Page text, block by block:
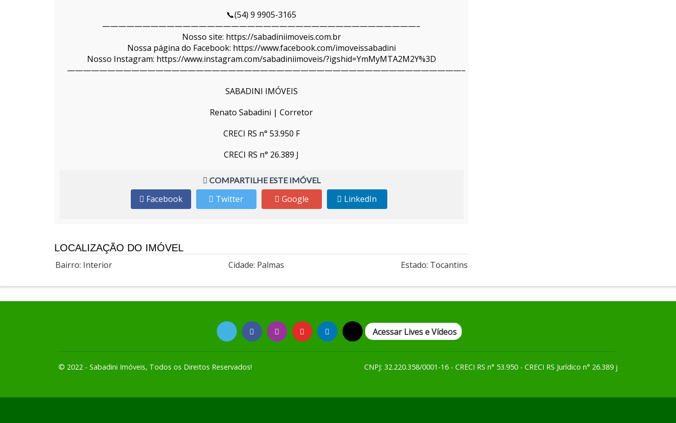
📞(54) 9 9905-3165
———————————————————————————————————————–
Nosso site: https://sabadiniimoveis.com.br
Nossa página do Facebook: https://www.facebook.com/imoveissabadini
Nosso Instagram: https://www.instagram.com/sabadiniimoveis/?igshid=YmMyMTA2M2Y%3D
—————————————————————————————————————————————————–
SABADINI IMÓVEIS
Renato Sabadini | Corretor
CRECI RS n° 53.950 F
CRECI RS n° 26.389 J
COMPARTILHE ESTE IMÓVEL
Facebook Twitter Google LinkedIn
LOCALIZAÇÃO DO IMÓVEL
Bairro: Interior
Cidade: Palmas Estado: Tocantins
Acessar Lives e Vídeos
© 2022 - Sabadini Imóveis, Todos os Direitos Reservados! CNPJ: 32.220.358/0001-16 - CRECI RS n° 53.950 - CRECI RS Jurídico n° 26.389 j